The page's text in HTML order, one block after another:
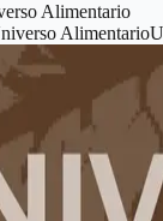
Alimentario
Alimentario